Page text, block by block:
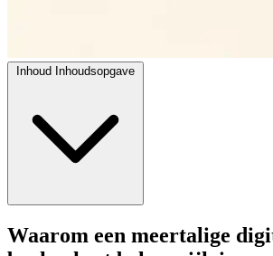
Inhoud Inhoudsopgave
Waarom een meertalige